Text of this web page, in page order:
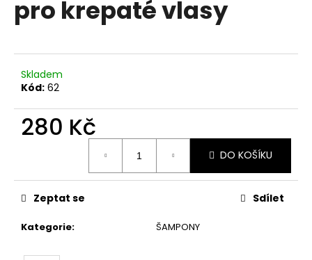
pro krepaté vlasy
Skladem
Kód: 62
280 Kč
DO KOŠÍKU
Kategorie: ŠAMPONY
Zeptat se Sdílet
a
í
?
HLEDAT
D